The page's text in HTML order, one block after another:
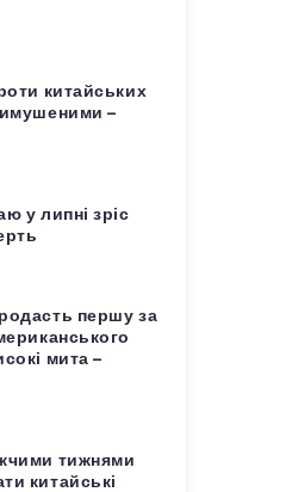
китайських
–
у липні зріс
першу за
мита –
тижнями
китайські